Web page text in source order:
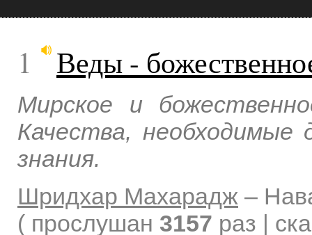
1 Веды -
Мирское и
Качества, необходимые
знания.
Шридхар Махарадж –
( прослушан 3157 раз |